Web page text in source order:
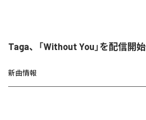
Taga、「Without You」を配信開始
新曲情報